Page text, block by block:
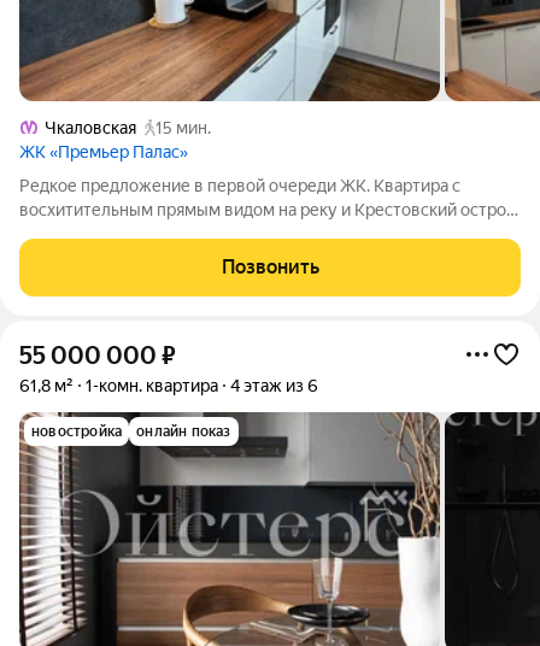
Чкаловская
15 мин.
ЖК «Премьер Палас»
Редкое предложение в первой очереди ЖК. Квартира с
восхитительным прямым видом на реку и Крестовский остров.
правильной формы, и на воду и в тихий двор с тремя
изолированными комнатами. Ремонт
Позвонить
55 000 000 ₽
61,8 м² 1-комн. квартира 4 этаж из 6
новостройка онлайн показ